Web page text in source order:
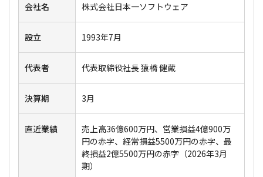
会社名 株式会社日本一ソフトウェア
設立 1993年7月
代表者 代表取締役社長 猿橋 健蔵
決算期 3月
直近業績
売上高36億600万円、営業損益4億900万
円の赤字、経常損益5500万円の赤字、最
終損益2億5500万円の赤字（2026年3月
期）